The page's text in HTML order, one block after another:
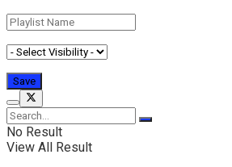
No Result
View All Result